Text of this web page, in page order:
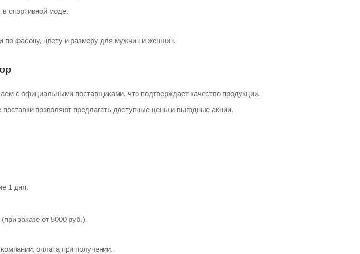
спортивной моде.
по фасону, цвету и размеру для мужчин и женщин.
с официальными поставщиками, что подтверждает качество продукции.
позволяют предлагать доступные цены и выгодные акции.
1 дня.
заказе от 5000 руб.).
оплата при получении.